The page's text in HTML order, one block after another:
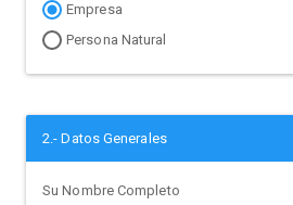
Empresa
Persona Natural
2.- Datos Generales
Su Nombre Completo